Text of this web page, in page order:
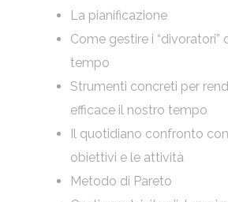
La pianificazione
Come gestire i “divoratori”
tempo
Strumenti concreti per
efficace il nostro tempo
Il quotidiano confronto
obiettivi e le attività
Metodo di Pareto